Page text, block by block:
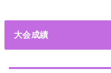
大会成績